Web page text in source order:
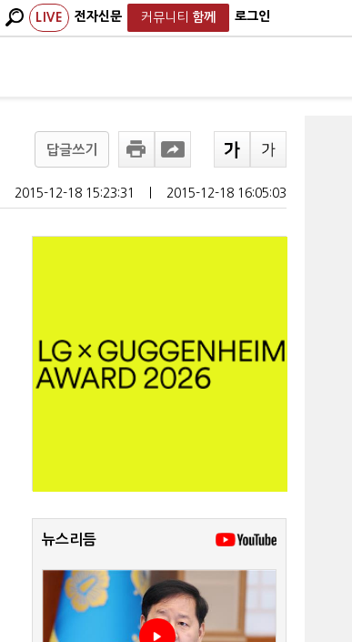
LIVE 전자신문 커뮤니티 함께 로그인
답글쓰기
2015-12-18 15:23:31 2015-12-18 16:05:03
뉴스리듬